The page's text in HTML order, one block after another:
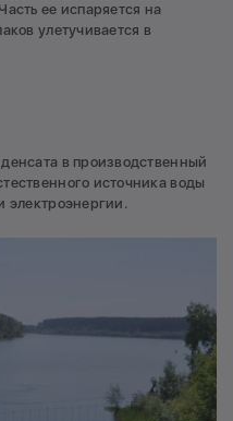
ее испаряется на
улетучивается в
в производственный
источника воды
электроэнергии.